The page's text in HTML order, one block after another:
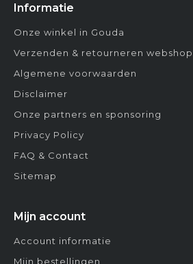
Informatie
Onze winkel in Gouda
Verzenden & retourneren webshop
Algemene voorwaarden
Disclaimer
Onze partners en sponsoring
Privacy Policy
FAQ & Contact
Sitemap
Mijn account
Account informatie
Mijn bestellingen